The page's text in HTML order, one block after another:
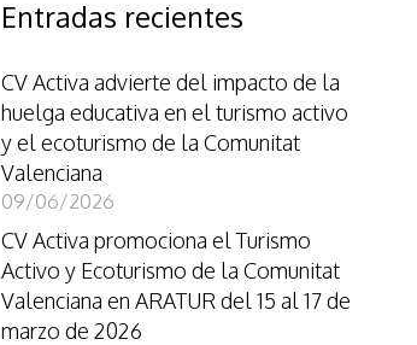
Entradas recientes
CV Activa advierte del impacto de la
huelga educativa en el turismo activo
y el ecoturismo de la Comunitat
Valenciana
09/06/2026
CV Activa promociona el Turismo
Activo y Ecoturismo de la Comunitat
Valenciana en ARATUR del 15 al 17 de
marzo de 2026